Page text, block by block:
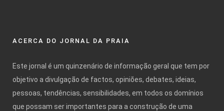
ACERCA DO JORNAL DA PRAIA
Este jornal é um quinzenário de informação geral que tem por
objetivo a divulgação de factos, opiniões, debates, ideias,
pessoas, tendências, sensibilidades, em todos os domínios
que possam ser importantes para a construção de uma